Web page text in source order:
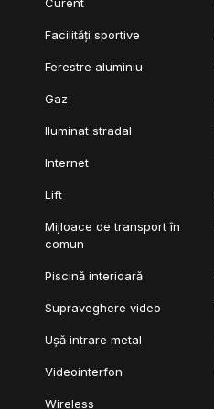
Facilități sportive
Ferestre aluminiu
Gaz
Iluminat stradal
Internet
Lift
Mijloace de transport în
comun
Piscină interioară
Supraveghere video
Ușă intrare metal
Videointerfon
Wireless